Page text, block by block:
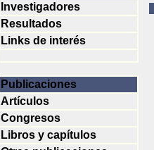
Investigadores
Resultados
Links de interés
Publicaciones
Artículos
Congresos
Libros y capítulos